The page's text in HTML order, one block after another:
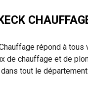
KECK
répond à tous
de chauffage et de
tout le département